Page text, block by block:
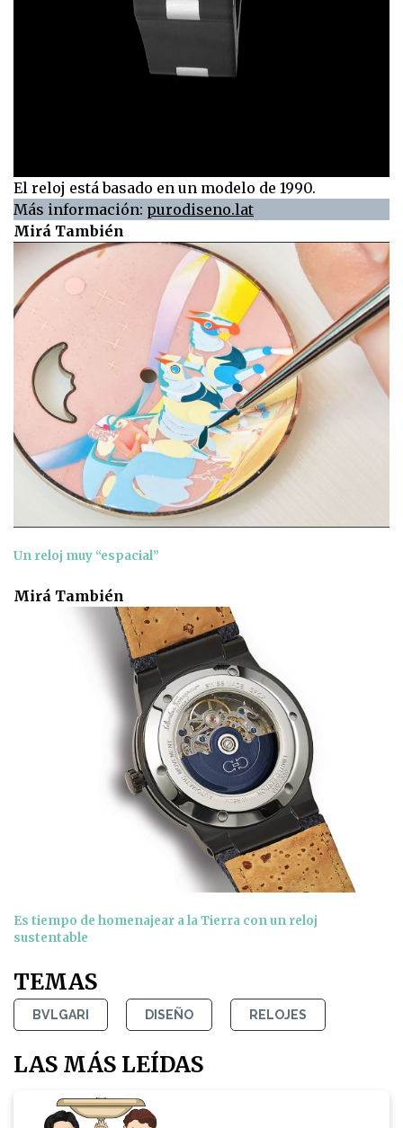
El reloj está basado en un modelo de 1990.
Más información: purodiseno.lat
Mirá También
Un reloj muy “espacial”
Mirá También
Es tiempo de homenajear a la Tierra con un reloj
sustentable
TEMAS
BVLGARI DISEÑO RELOJES
LAS MÁS LEÍDAS